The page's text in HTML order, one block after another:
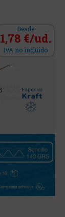
Desde
1,78 €/ud.
IVA no incluido